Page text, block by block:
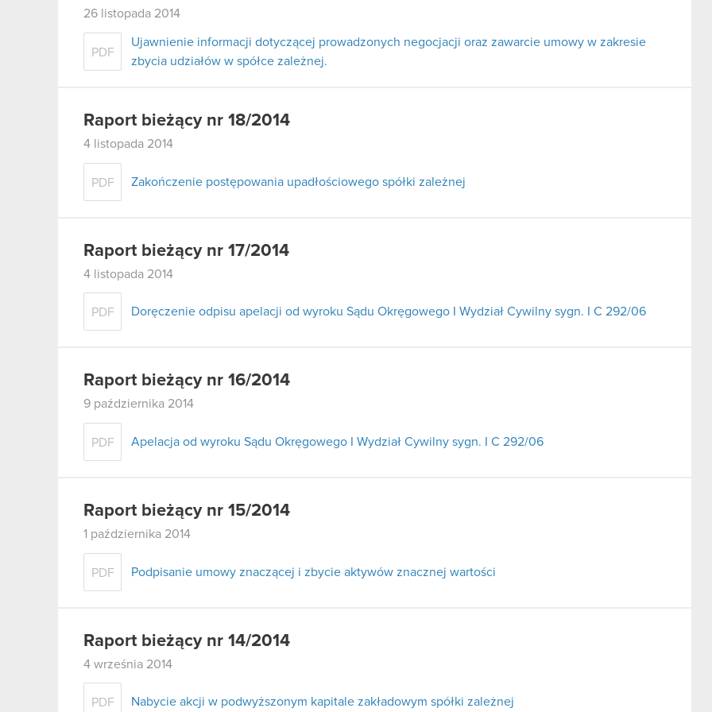
26 listopada 2014
PDF
Ujawnienie informacji dotyczącej prowadzonych negocjacji oraz zawarcie umowy w zakresie
zbycia udziałów w spółce zależnej.
Raport bieżący nr 18/2014
4 listopada 2014
PDF Zakończenie postępowania upadłościowego spółki zależnej
Raport bieżący nr 17/2014
4 listopada 2014
PDF Doręczenie odpisu apelacji od wyroku Sądu Okręgowego I Wydział Cywilny sygn. I C 292/06
Raport bieżący nr 16/2014
9 października 2014
PDF Apelacja od wyroku Sądu Okręgowego I Wydział Cywilny sygn. I C 292/06
Raport bieżący nr 15/2014
1 października 2014
PDF Podpisanie umowy znaczącej i zbycie aktywów znacznej wartości
Raport bieżący nr 14/2014
4 września 2014
PDF Nabycie akcji w podwyższonym kapitale zakładowym spółki zależnej